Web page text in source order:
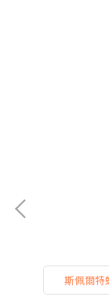
斯佩爾特